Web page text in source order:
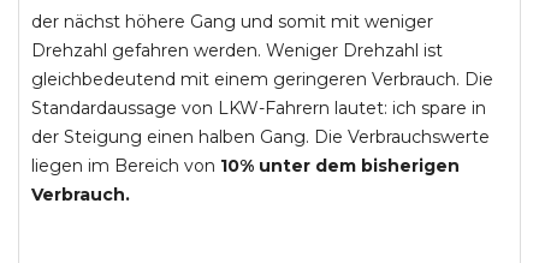
der nächst höhere Gang und somit mit weniger
Drehzahl gefahren werden. Weniger Drehzahl ist
gleichbedeutend mit einem geringeren Verbrauch. Die
Standardaussage von LKW-Fahrern lautet: ich spare in
der Steigung einen halben Gang. Die Verbrauchswerte
liegen im Bereich von 10% unter dem bisherigen
Verbrauch.